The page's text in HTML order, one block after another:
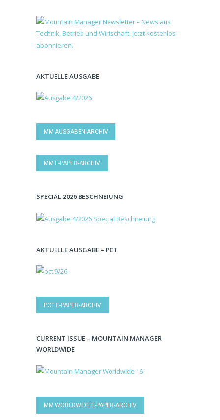
AKTUELLE AUSGABE
MM AUSGABEN-ARCHIV
MM E-PAPER-ARCHIV
SPECIAL 2026 BESCHNEIUNG
AKTUELLE AUSGABE – PCT
PCT E-PAPER-ARCHIV
CURRENT ISSUE – MOUNTAIN MANAGER
WORLDWIDE
MM WORLDWIDE E-PAPER-ARCHIV